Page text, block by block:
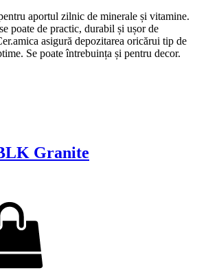
aportul zilnic de minerale și vitamine.
poate de practic, durabil și ușor de
asigură depozitarea oricărui tip de
Se poate întrebuința și pentru decor.
Granite